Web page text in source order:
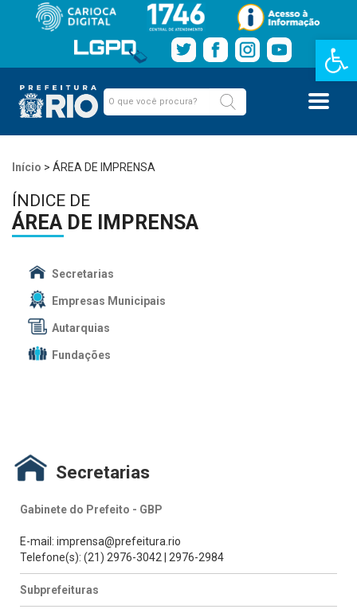
Barra de
Início > ÁREA DE IMPRENSA
ÍNDICE DE
ÁREA DE IMPRENSA
Secretarias
Empresas Municipais
Autarquias
Fundações
Secretarias
Gabinete do Prefeito - GBP
E-mail: imprensa@prefeitura.rio
Telefone(s): (21) 2976-3042 | 2976-2984
Subprefeituras